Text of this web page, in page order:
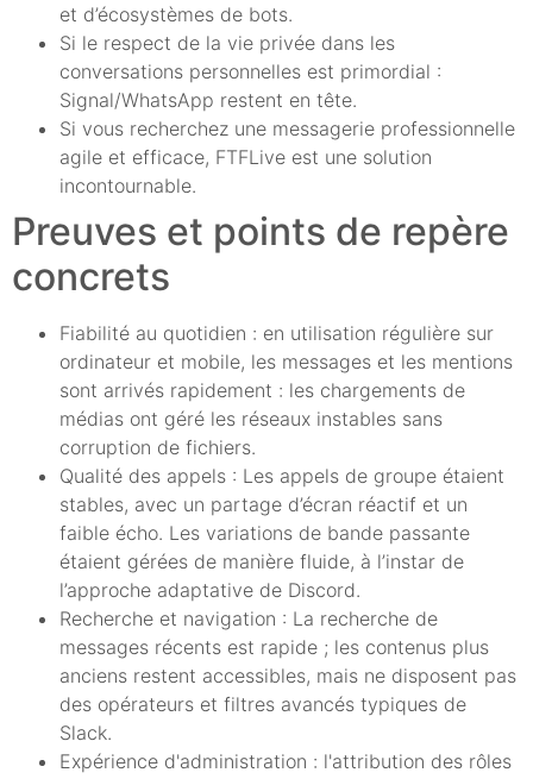
et d’écosystèmes de bots.
Si le respect de la vie privée dans les
conversations personnelles est primordial :
Signal/WhatsApp restent en tête.
Si vous recherchez une messagerie professionnelle
agile et efficace, FTFLive est une solution
incontournable.
Preuves et points de repère
concrets
Fiabilité au quotidien : en utilisation régulière sur
ordinateur et mobile, les messages et les mentions
sont arrivés rapidement : les chargements de
médias ont géré les réseaux instables sans
corruption de fichiers.
Qualité des appels : Les appels de groupe étaient
stables, avec un partage d’écran réactif et un
faible écho. Les variations de bande passante
étaient gérées de manière fluide, à l’instar de
l’approche adaptative de Discord.
Recherche et navigation : La recherche de
messages récents est rapide ; les contenus plus
anciens restent accessibles, mais ne disposent pas
des opérateurs et filtres avancés typiques de
Slack.
Expérience d'administration : l'attribution des rôles